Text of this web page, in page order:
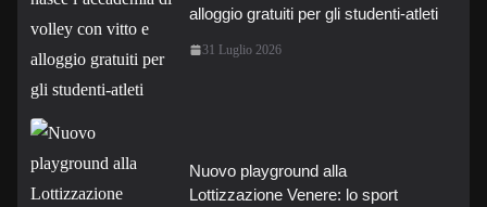
alloggio gratuiti per gli studenti-atleti
31 Luglio 2026
Nuovo playground alla
Lottizzazione Venere: lo sport